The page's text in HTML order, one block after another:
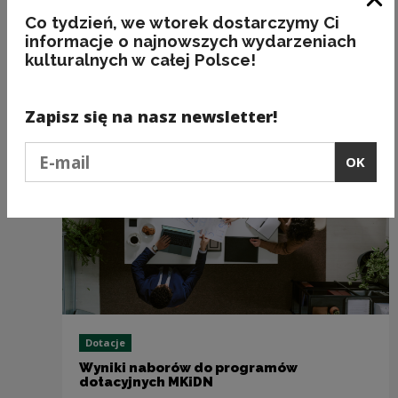
Recommended
Dotacje
Wyniki naborów do programów
dotacyjnych MKiDN
Co tydzień, we wtorek dostarczymy Ci
informacje o najnowszych wydarzeniach
kulturalnych w całej Polsce!
Zapisz się na nasz newsletter!
OK